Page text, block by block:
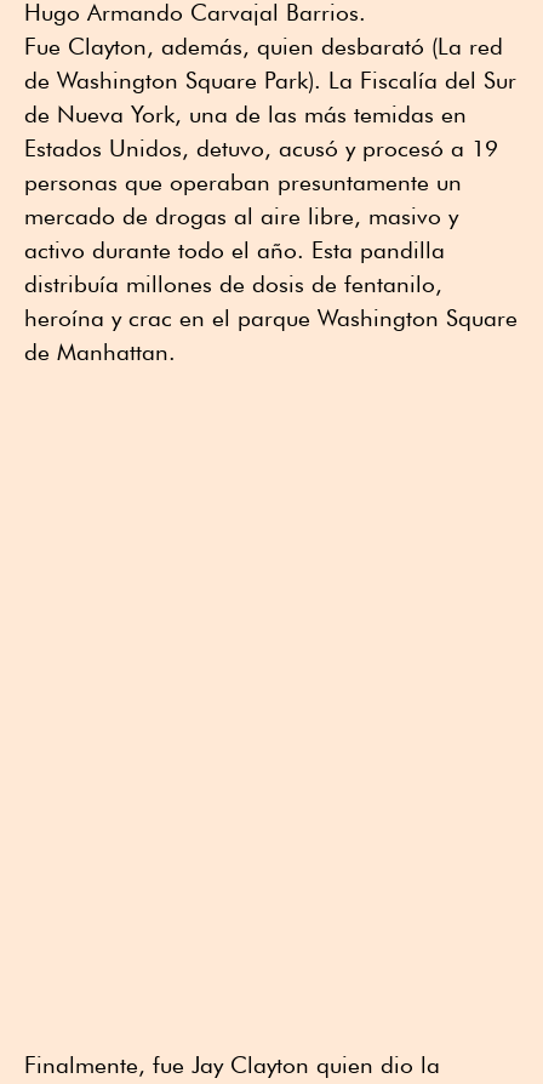
Hugo Armando Carvajal Barrios.
Fue Clayton, además, quien desbarató (La red
de Washington Square Park). La Fiscalía del Sur
de Nueva York, una de las más temidas en
Estados Unidos, detuvo, acusó y procesó a 19
personas que operaban presuntamente un
mercado de drogas al aire libre, masivo y
activo durante todo el año. Esta pandilla
distribuía millones de dosis de fentanilo,
heroína y crac en el parque Washington Square
de Manhattan.
Finalmente, fue Jay Clayton quien dio la